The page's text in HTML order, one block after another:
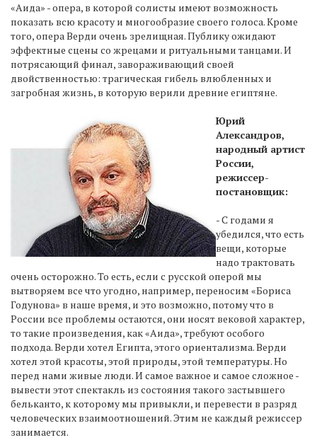
«Аида» - опера, в которой солисты имеют возможность
показать всю красоту и многообразие своего голоса. Кроме
того, опера Верди очень зрелищная. Публику ожидают
эффектные сцены со жрецами и ритуальными танцами. И
потрясающий финал, завораживающий своей
двойственностью: трагическая гибель влюбленных и
загробная жизнь, в которую верили древние египтяне.
Юрий
Александров,
народный артист
России,
режиссер-
постановщик:
- С годами я
убедился, что есть
вещи, которые
надо трактовать
очень осторожно. То есть, если с русской оперой мы
вытворяем все что угодно, например, переносим «Бориса
Годунова» в наше время, и это возможно, потому что в
России все проблемы остаются, они носят вековой характер,
то такие произведения, как «Аида», требуют особого
подхода. Верди хотел Египта, этого ориентализма. Верди
хотел этой красоты, этой природы, этой температуры. Но
перед нами живые люди. И самое важное и самое сложное -
вывести этот спектакль из состояния такого застывшего
бельканто, к которому мы привыкли, и перевести в разряд
человеческих взаимоотношений. Этим не каждый режиссер
занимается.